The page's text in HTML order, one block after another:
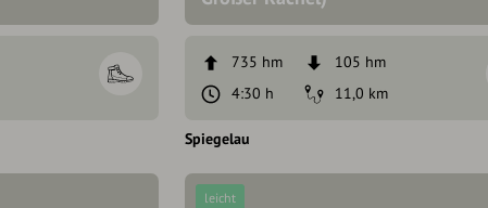
735 hm
105 hm
4:30 h
11,0 km
Spiegelau
leicht